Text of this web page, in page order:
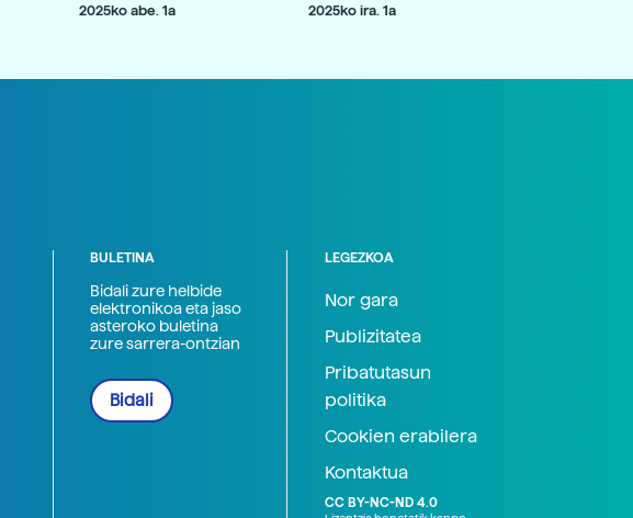
2025ko abe. 1a 2025ko ira. 1a
BULETINA
Bidali zure helbide
elektronikoa eta jaso
asteroko buletina
zure sarrera-ontzian
Bidali
LEGEZKOA
Nor gara
Publizitatea
Pribatutasun
politika
Cookien erabilera
Kontaktua
CC BY-NC-ND 4.0